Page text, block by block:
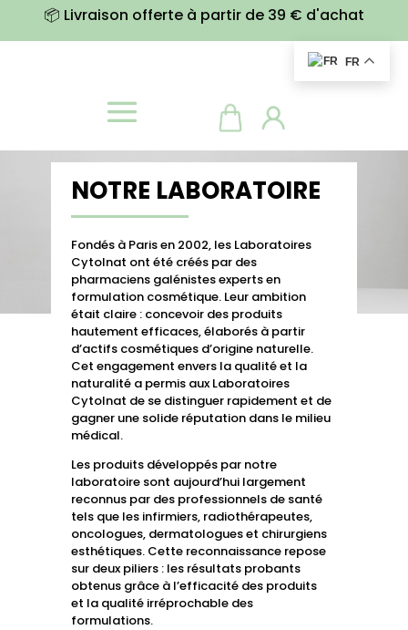
📦 Livraison offerte à partir de 39 € d'achat
NOTRE LABORATOIRE
Fondés à Paris en 2002, les Laboratoires
Cytolnat ont été créés par des
pharmaciens galénistes experts en
formulation cosmétique. Leur ambition
était claire : concevoir des produits
hautement efficaces, élaborés à partir
d’actifs cosmétiques d’origine naturelle.
Cet engagement envers la qualité et la
naturalité a permis aux Laboratoires
Cytolnat de se distinguer rapidement et de
gagner une solide réputation dans le milieu
médical.
Les produits développés par notre
laboratoire sont aujourd’hui largement
reconnus par des professionnels de santé
tels que les infirmiers, radiothérapeutes,
oncologues, dermatologues et chirurgiens
esthétiques. Cette reconnaissance repose
sur deux piliers : les résultats probants
obtenus grâce à l’efficacité des produits
et la qualité irréprochable des
formulations.
FR